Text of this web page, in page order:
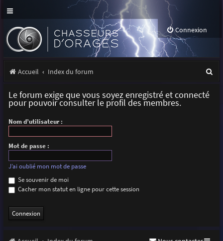
Connexion
Accueil Index du forum
Le forum exige que vous soyez enregistré et connecté
pour pouvoir consulter le profil des membres.
Nom d’utilisateur :
Mot de passe :
J’ai oublié mon mot de passe
Se souvenir de moi
Cacher mon statut en ligne pour cette session